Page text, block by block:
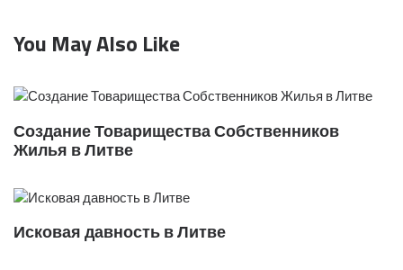
You May Also Like
Создание Товарищества Собственников
Жилья в Литве
Исковая давность в Литве